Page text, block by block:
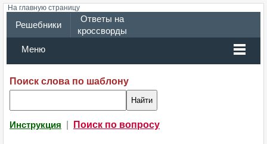
На главную страницу
Решебники
Ответы на
кроссворды
Меню
Поиск слова по шаблону
Инструкция Поиск по вопросу